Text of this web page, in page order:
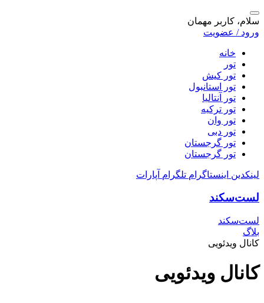
سلام، کاربر مهمان
ورود / عضویت
خانه
تور
تور کیش
تور استانبول
تور آنتالیا
تور ترکیه
تور وان
تور دبی
تور گرجستان
تور گرجستان
لینکدین اینستاگرام تلگرام آپارات
لست‌سکند
لست‌سکند
بلاگ
کانال ویدئویی
کانال ویدئویی